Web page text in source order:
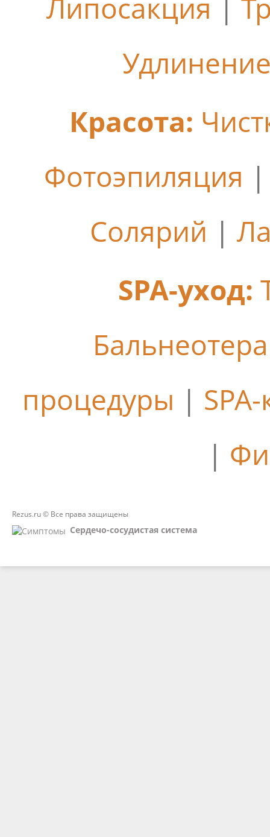
Липосакция |
Красота:
Фотоэпиляция
Солярий |
SPA-уход:
процедуры |
|
Rezus.ru © Все права защищены
Сердечо-сосудистая система